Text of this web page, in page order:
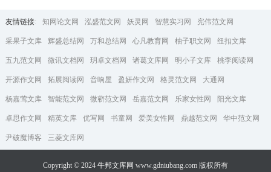
友情链接: 知网论文网 泓盛范文网 妖灵网 智慧实习网 宪伟范文网
采果子文库 辉盛总结网 万和总结网 心凡教育网 柚子职文网 纽扣文库
五九范文网 微讯文档网 玥卓文档网 诸葛文库网 明小子文库 桃李阅读网
开源作文网 拓展阅读网 音响屋 盈妍作文网 格灵范文网 大通网
杨嘉莺文库 智能范文网 微蕲范文网 岳嘉范文网 乐家女性网 阳光文库
卓思作文网 精英文库 优写网 书童网 爱美女性网 鼎越范文网 华中范文网
尹破魔博客 三菱文库网
Copyright © 2024 牛邦文库网 www.gdniubang.com 版权所有